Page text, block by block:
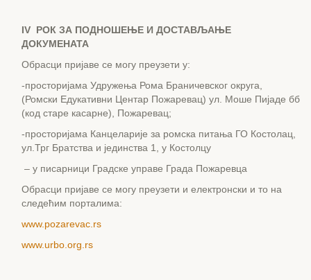
IV РОК ЗА ПОДНОШЕЊЕ И ДОСТАВЉАЊЕ
ДОКУМЕНАТА
Обрасци пријаве се могу преузети у:
-просторијама Удружења Рома Браничевског округа,
(Ромски Едукативни Центар Пожаревац) ул. Моше Пијаде бб
(код старе касарне), Пожаревац;
-просторијама Канцеларије за ромска питања ГО Костолац,
ул.Трг Братства и јединства 1, у Костолцу
– у писарници Градске управе Града Пожаревца
Обрасци пријаве се могу преузети и електронски и то на
следећим порталима:
www.pozarevac.rs
www.urbo.org.rs